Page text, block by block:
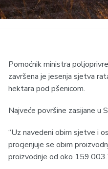
Pomoćnik ministra
završena je jesenja sjetva
hektara pod pšenicom.
Najveće površine zasijane u
“Uz navedeni obim sjetve i
procjenjuje se obim
proizvodnje od oko